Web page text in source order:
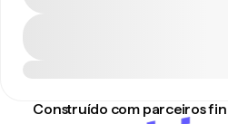
Construído com parceiros